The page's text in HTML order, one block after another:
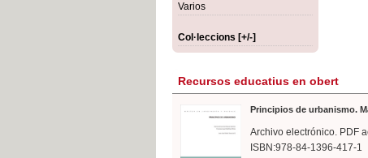
Varios
Col·leccions [+/-]
Recursos educatius en obert
Principios de urbanismo.
Archivo electrónico. PDF
ISBN:978-84-1396-417-1